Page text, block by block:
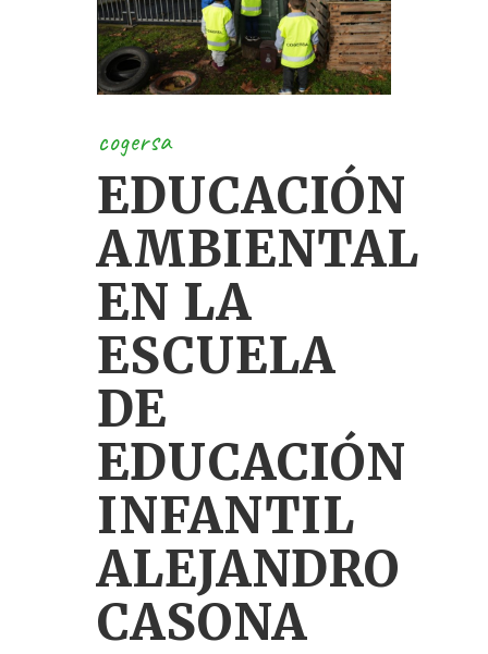
cogersa
EDUCACIÓN
AMBIENTAL
EN LA
ESCUELA
DE
EDUCACIÓN
INFANTIL
ALEJANDRO
CASONA